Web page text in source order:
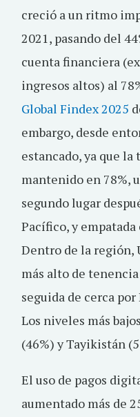
creció a un ritmo
2021, pasando del
cuenta financiera
ingresos altos) al
Global Findex 2025
embargo, desde
estancado, ya que
mantenido en 78%,
segundo lugar
Pacífico, y
Dentro de la región,
más alto de
seguida de cerca
Los niveles más
(46%) y Tayikistán
El uso de pagos
aumentado más de